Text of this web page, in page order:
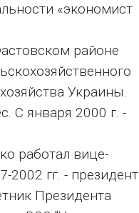
«экономист
районе
Украины.
С января 2000 г. -
работал вице-
гг. - президент
Президента